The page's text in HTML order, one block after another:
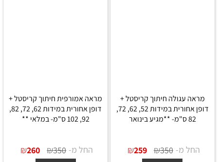
מראה עגולה חיתוך קריסטל +
דופן אחורית במידות 52, 62, 72,
82 ס"מ- **מגיע בינואר
החל מ- ₪350
₪259
מראה אמורפית חיתוך קריסטל +
דופן אחורית במידות 62, 72, 82,
92, 102 ס"מ- במלאי **
החל מ- ₪350
₪260